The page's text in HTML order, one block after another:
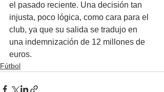
el pasado reciente. Una decisión tan
injusta, poco lógica, como cara para el
club, ya que su salida se tradujo en
una indemnización de 12 millones de
euros.
Fútbol